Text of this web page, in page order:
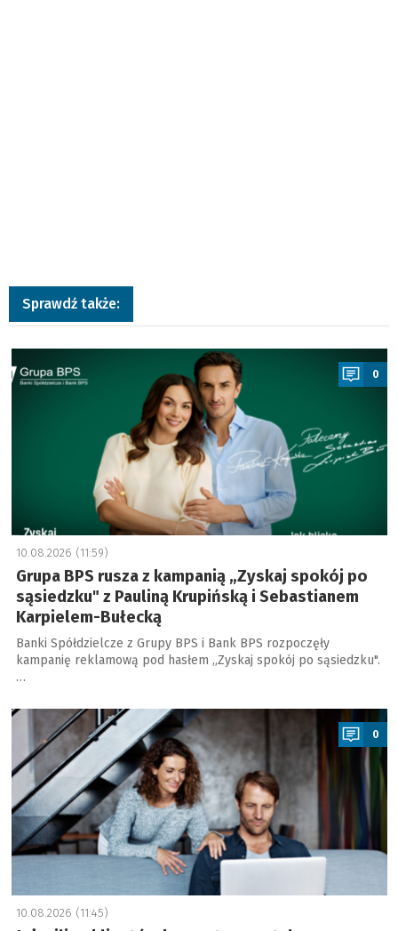
Sprawdź także:
a
0
10.08.2026 (11:59)
Grupa BPS rusza z kampanią „Zyskaj spokój po
sąsiedzku" z Pauliną Krupińską i Sebastianem
Karpielem-Bułecką
Banki Spółdzielcze z Grupy BPS i Bank BPS rozpoczęły
kampanię reklamową pod hasłem „Zyskaj spokój po sąsiedzku".
…
a
0
10.08.2026 (11:45)